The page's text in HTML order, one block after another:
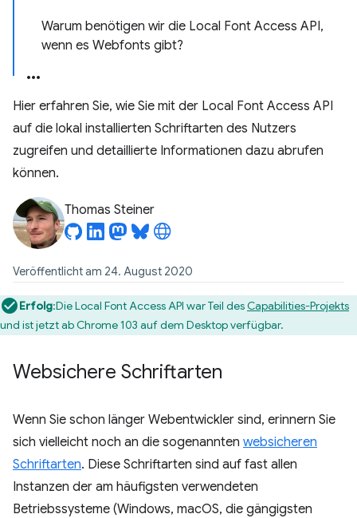
Warum benötigen wir die Local Font Access API,
wenn es Webfonts gibt?
Hier erfahren Sie, wie Sie mit der Local Font Access API
auf die lokal installierten Schriftarten des Nutzers
zugreifen und detaillierte Informationen dazu abrufen
können.
Thomas Steiner
Veröffentlicht am 24. August 2020
Erfolg:Die Local Font Access API war Teil desCapabilities-Projekts
und ist jetzt ab Chrome 103 auf dem Desktop verfügbar.
Websichere Schriftarten
Wenn Sie schon länger Webentwickler sind, erinnern Sie
sich vielleicht noch an die sogenannten websicheren
Schriftarten. Diese Schriftarten sind auf fast allen
Instanzen der am häufigsten verwendeten
Betriebssysteme (Windows, macOS, die gängigsten